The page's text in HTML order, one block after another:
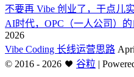
不要再 Vibe 创业了，干点儿
AI时代，OPC（一人公司）
2026
Vibe Coding 长线运营思路
© 2016 - 2026 谷粒 |